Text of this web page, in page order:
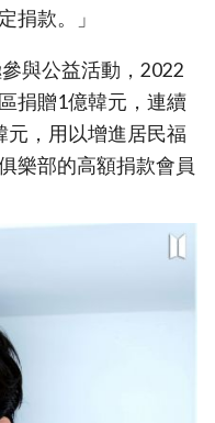
捐款。」
與公益活動，2022
捐贈1億韓元，連續
元，用以增進居民福
樂部的高額捐款會員